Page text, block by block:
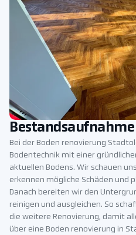
Bei der Boden renovierung
Bodentechnik mit einer
aktuellen Bodens. Wir schauen
erkennen mögliche Schäden und
Danach bereiten wir den
reinigen und ausgleichen. So
die weitere Renovierung, damit
über eine Boden renovierung in